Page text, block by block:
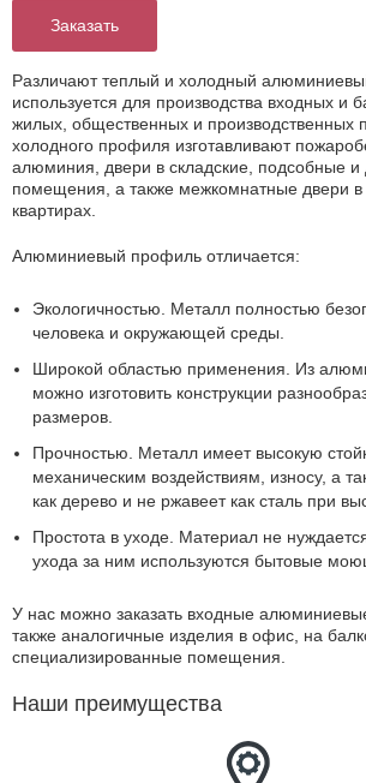
Заказать
Различают теплый и холодный
используется для производства входных и
жилых, общественных и производственных
холодного профиля изготавливают
алюминия, двери в складские, подсобные и
помещения, а также межкомнатные двери
квартирах.
Алюминиевый профиль отличается:
Экологичностью. Металл полностью
человека и окружающей среды.
Широкой областью применения. Из
можно изготовить конструкции
размеров.
Прочностью. Металл имеет высокую
механическим воздействиям, износу, а
как дерево и не ржавеет как сталь при
Простота в уходе. Материал не
ухода за ним используются бытовые
У нас можно заказать входные
также аналогичные изделия в офис, на
специализированные помещения.
Наши преимущества